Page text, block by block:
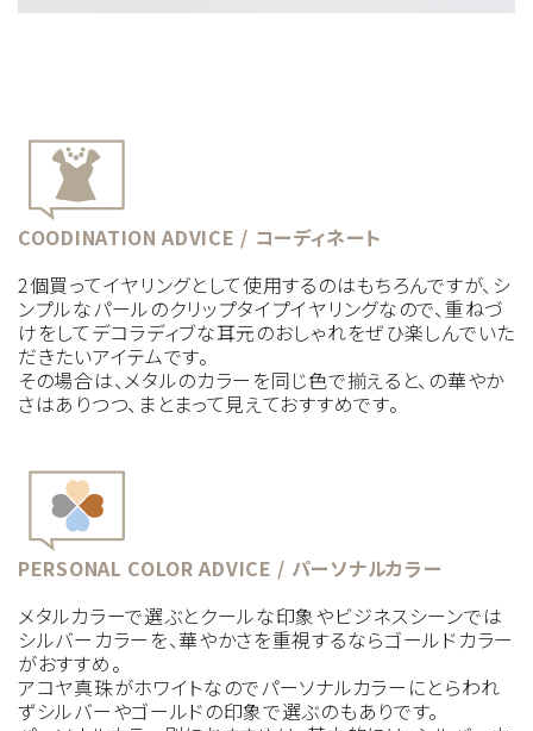
COODINATION ADVICE / コーディネート
2個買ってイヤリングとして使用するのはもちろんですが、シ
ンプルなパールのクリップタイプイヤリングなので、重ねづ
けをしてデコラディブな耳元のおしゃれをぜひ楽しんでいた
だきたいアイテムです。
その場合は、メタルのカラーを同じ色で揃えると、の華やか
さはありつつ、まとまって見えておすすめです。
PERSONAL COLOR ADVICE / パーソナルカラー
メタルカラーで選ぶとクールな印象やビジネスシーンでは
シルバーカラーを、華やかさを重視するならゴールドカラー
がおすすめ。
アコヤ真珠がホワイトなのでパーソナルカラーにとらわれ
ずシルバーやゴールドの印象で選ぶのもありです。